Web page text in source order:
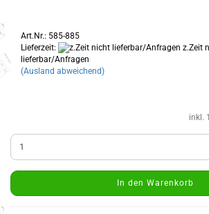
Art.Nr.: 585-885
Lieferzeit:
z.Zeit
lieferbar/Anfragen
(Ausland abweichend)
inkl.
In den Warenkorb